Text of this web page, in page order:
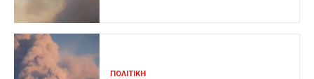
ΠΟΛΙΤΙΚΗ